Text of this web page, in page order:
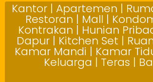
Kantor | Apartemen |
Restoran | Mall |
Kontrakan | Hunian
Dapur | Kitchen Set |
Kamar Mandi | Kamar
Keluarga | Teras |